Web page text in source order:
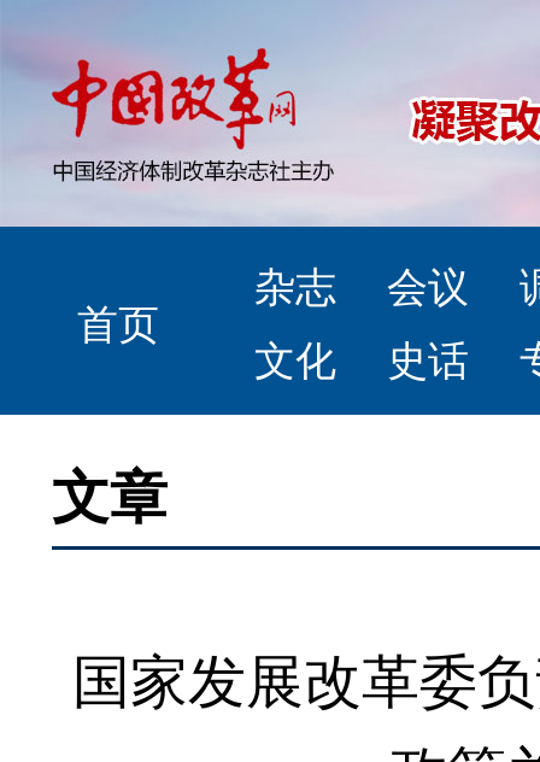
首页
杂志 会议
文化
史话
文章
国家发展改革委